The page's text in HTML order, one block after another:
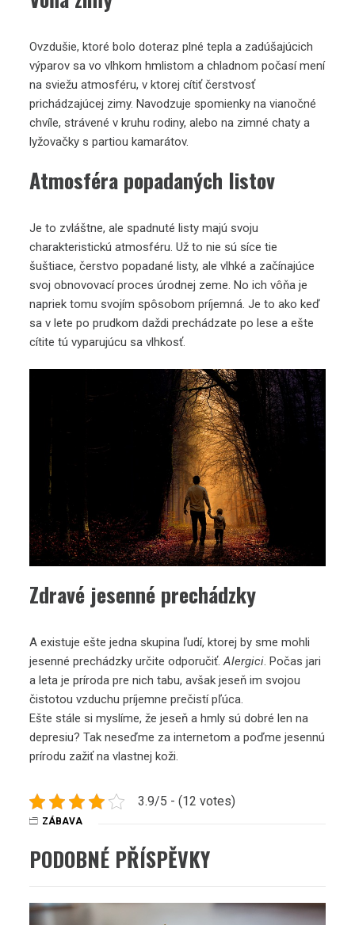
Ovzdušie, ktoré bolo doteraz plné tepla a zadúšajúcich
výparov sa vo vlhkom hmlistom a chladnom počasí mení
na sviežu atmosféru, v ktorej cítiť čerstvosť
prichádzajúcej zimy. Navodzuje spomienky na vianočné
chvíle, strávené v kruhu rodiny, alebo na zimné chaty a
lyžovačky s partiou kamarátov.
Atmosféra popadaných listov
Je to zvláštne, ale spadnuté listy majú svoju
charakteristickú atmosféru. Už to nie sú síce tie
šuštiace, čerstvo popadané listy, ale vlhké a začínajúce
svoj obnovovací proces úrodnej zeme. No ich vôňa je
napriek tomu svojím spôsobom príjemná. Je to ako keď
sa v lete po prudkom daždi prechádzate po lese a ešte
cítite tú vyparujúcu sa vlhkosť.
Zdravé jesenné prechádzky
A existuje ešte jedna skupina ľudí, ktorej by sme mohli
jesenné prechádzky určite odporučiť.Alergici. Počas jari
a leta je príroda pre nich tabu, avšak jeseň im svojou
čistotou vzduchu príjemne prečistí pľúca.
Ešte stále si myslíme, že jeseň a hmly sú dobré len na
depresiu? Tak neseďme za internetom a poďme jesennú
prírodu zažiť na vlastnej koži.
3.9/5 - (12 votes)
ZÁBAVA
PODOBNÉ PŘÍSPĚVKY